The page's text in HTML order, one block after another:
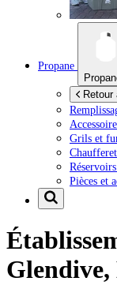
Propane
Retour
Grils et
Pièces et
Glendive,